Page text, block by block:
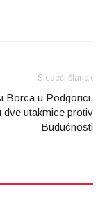
Sledeći članak
Borca u Podgorici,
dve utakmice protiv
Budućnosti